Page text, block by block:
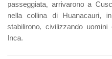
passeggiata, arrivarono a
nella collina di Huanacauri,
stabilirono, civilizzando
Inca.